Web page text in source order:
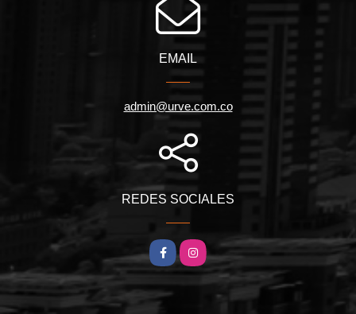
EMAIL
admin@urve.com.co
REDES SOCIALES
FacebookInstagram